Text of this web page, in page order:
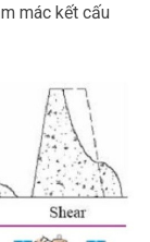
mác kết cấu